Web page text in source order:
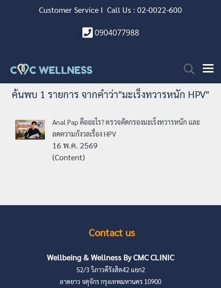
Customer Service I Call Us : 02-0022-600
0904077988
ค้นพบ 1 รายการ จากคำว่า"มะเร็งทวารหนัก HPV"
Anal Pap คืออะไร? ตรวจคัดกรองมะเร็งทวารหนัก และ
ลดความกังวลเรื่อง HPV
16 พ.ค. 2569
(Content)
Contact us
Wellbeing & Wellness By CMC CLINIC
52/3 วิภาวดีรังสิต42 แยก2
ลาดยาว จตุจักร กรุงเทพมหานคร 10900